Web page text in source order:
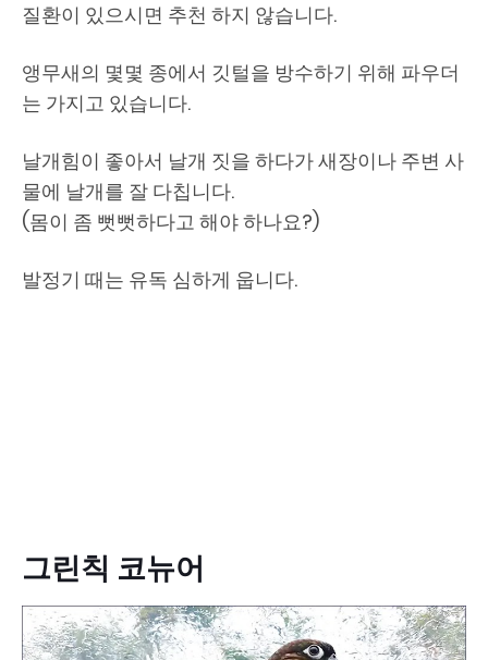
질환이 있으시면 추천 하지 않습니다.
앵무새의 몇몇 종에서 깃털을 방수하기 위해 파우더
는 가지고 있습니다.
날개힘이 좋아서 날개 짓을 하다가 새장이나 주변 사
물에 날개를 잘 다칩니다.
(몸이 좀 뻣뻣하다고 해야 하나요?)
발정기 때는 유독 심하게 웁니다.
그린칙 코뉴어